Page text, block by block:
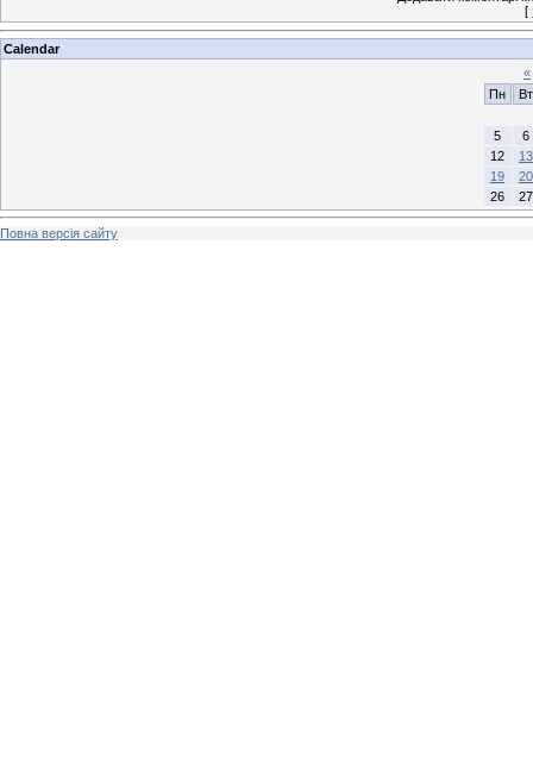
[
Calendar
«
Пн
Вт
5
6
12
13
19
20
26
27
Повна версія сайту